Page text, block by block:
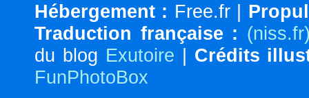
Hébergement : Free.fr |
Traduction française :
du blog Exutoire | Crédits
FunPhotoBox